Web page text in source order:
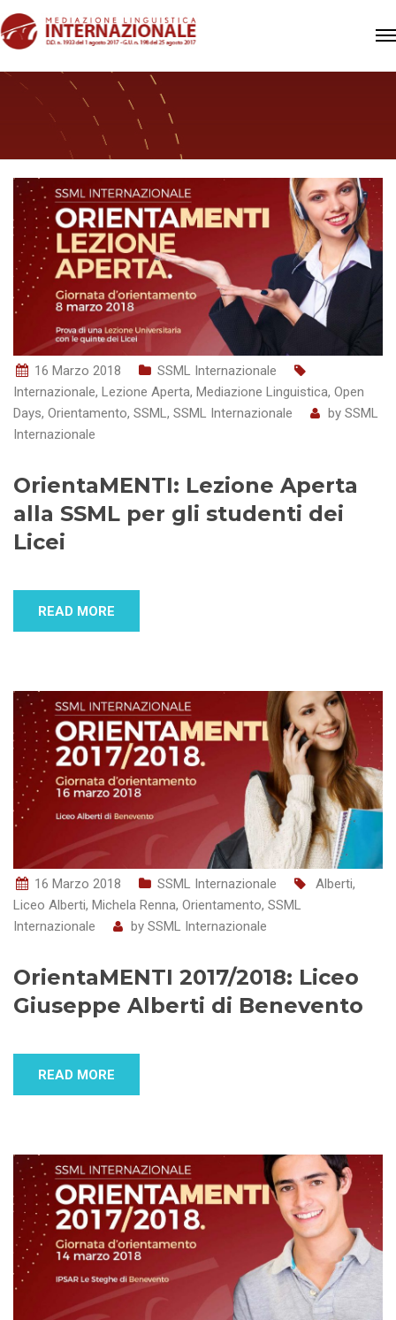
16 Marzo 2018
SSML Internazionale
Internazionale, Lezione Aperta, Mediazione Linguistica, Open
Days, Orientamento, SSML, SSML Internazionale by SSML
Internazionale
OrientaMENTI: Lezione Aperta
alla SSML per gli studenti dei
Licei
READ MORE
16 Marzo 2018 SSML Internazionale Alberti,
Liceo Alberti, Michela Renna, Orientamento, SSML
Internazionale
by SSML Internazionale
OrientaMENTI 2017/2018: Liceo
Giuseppe Alberti di Benevento
READ MORE